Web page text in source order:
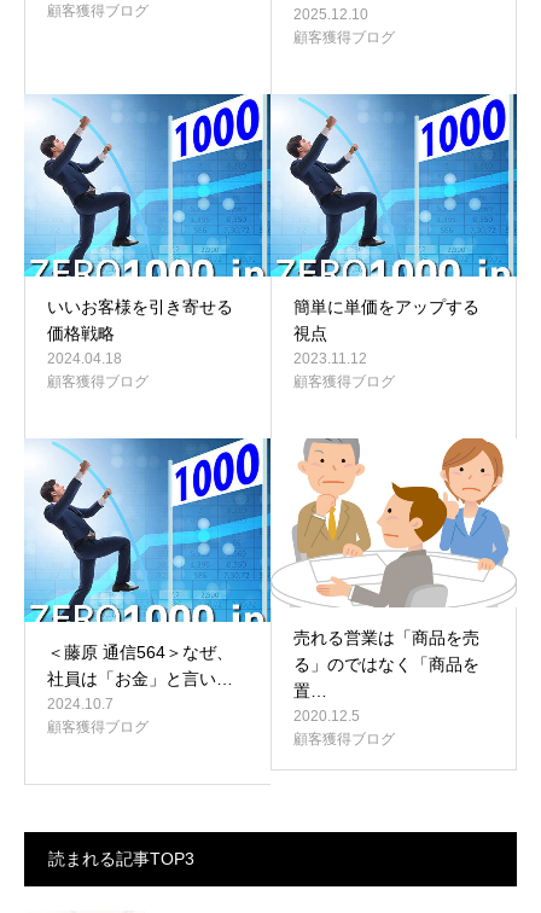
顧客獲得ブログ
2025.12.10
顧客獲得ブログ
いいお客様を引き寄せる
価格戦略
2024.04.18
顧客獲得ブログ
簡単に単価をアップする
視点
2023.11.12
顧客獲得ブログ
＜藤原 通信564＞なぜ、
社員は「お金」と言い…
2024.10.7
顧客獲得ブログ
売れる営業は「商品を売
る」のではなく「商品を
置…
2020.12.5
顧客獲得ブログ
読まれる記事TOP3